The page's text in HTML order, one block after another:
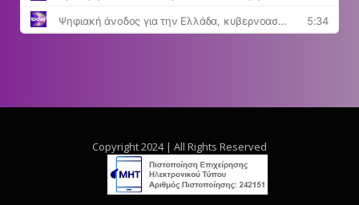
Copyright 2024 | All Rights Reserved